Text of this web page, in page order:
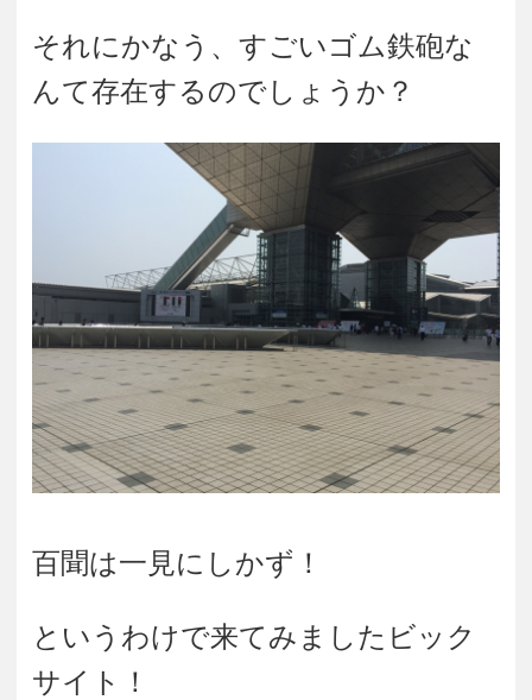
それにかなう、すごいゴム鉄砲な
んて存在するのでしょうか？
百聞は一見にしかず！
というわけで来てみましたビック
サイト！